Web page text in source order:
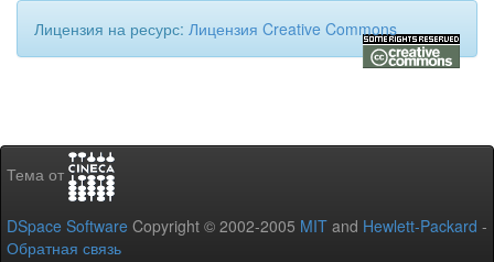
Лицензия на ресурс: Лицензия Creative Commons
Тема от
DSpace Software Copyright © 2002-2005 MIT and Hewlett-Packard -
Обратная связь